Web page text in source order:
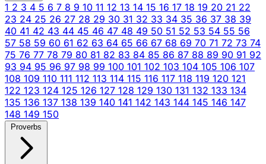
1 2 3 4 5 6 7 8 9 10 11 12 13 14 15 16 17 18 19 20 21 22
23 24 25 26 27 28 29 30 31 32 33 34 35 36 37 38 39
40 41 42 43 44 45 46 47 48 49 50 51 52 53 54 55 56
57 58 59 60 61 62 63 64 65 66 67 68 69 70 71 72 73 74
75 76 77 78 79 80 81 82 83 84 85 86 87 88 89 90 91 92
93 94 95 96 97 98 99 100 101 102 103 104 105 106 107
108 109 110 111 112 113 114 115 116 117 118 119 120 121
122 123 124 125 126 127 128 129 130 131 132 133 134
135 136 137 138 139 140 141 142 143 144 145 146 147
148 149 150
Proverbs